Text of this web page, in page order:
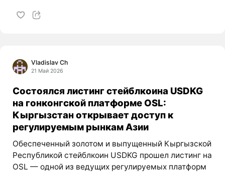
Vladislav Ch
21 Май 2026
Состоялся листинг стейблкоина USDKG
на гонконгской платформе OSL:
Кыргызстан открывает доступ к
регулируемым рынкам Азии
Обеспеченный золотом и выпущенный Кыргызской
Республикой стейблкоин USDKG прошел листинг на
OSL — одной из ведущих регулируемых платформ